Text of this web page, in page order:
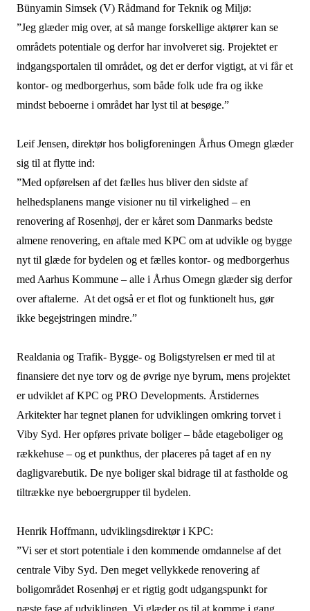
Bünyamin Simsek (V) Rådmand for Teknik og Miljø:
”Jeg glæder mig over, at så mange forskellige aktører kan se
områdets potentiale og derfor har involveret sig. Projektet er
indgangsportalen til området, og det er derfor vigtigt, at vi får et
kontor- og medborgerhus, som både folk ude fra og ikke
mindst beboerne i området har lyst til at besøge.”
Leif Jensen, direktør hos boligforeningen Århus Omegn glæder
sig til at flytte ind:
”Med opførelsen af det fælles hus bliver den sidste af
helhedsplanens mange visioner nu til virkelighed – en
renovering af Rosenhøj, der er kåret som Danmarks bedste
almene renovering, en aftale med KPC om at udvikle og bygge
nyt til glæde for bydelen og et fælles kontor- og medborgerhus
med Aarhus Kommune – alle i Århus Omegn glæder sig derfor
over aftalerne. At det også er et flot og funktionelt hus, gør
ikke begejstringen mindre.”
Realdania og Trafik- Bygge- og Boligstyrelsen er med til at
finansiere det nye torv og de øvrige nye byrum, mens projektet
er udviklet af KPC og PRO Developments. Årstidernes
Arkitekter har tegnet planen for udviklingen omkring torvet i
Viby Syd. Her opføres private boliger – både etageboliger og
rækkehuse – og et punkthus, der placeres på taget af en ny
dagligvarebutik. De nye boliger skal bidrage til at fastholde og
tiltrække nye beboergrupper til bydelen.
Henrik Hoffmann, udviklingsdirektør i KPC:
”Vi ser et stort potentiale i den kommende omdannelse af det
centrale Viby Syd. Den meget vellykkede renovering af
boligområdet Rosenhøj er et rigtig godt udgangspunkt for
næste fase af udviklingen. Vi glæder os til at komme i gang